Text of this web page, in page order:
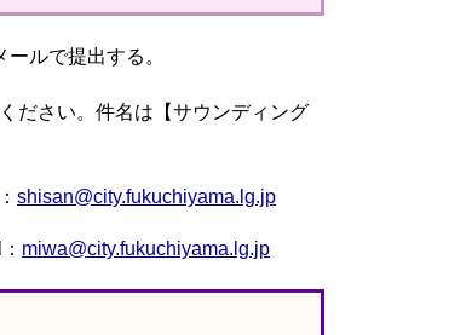
ルで提出する。
ださい。件名は【サウンディング
shisan@city.fukuchiyama.lg.jp
miwa@city.fukuchiyama.lg.jp